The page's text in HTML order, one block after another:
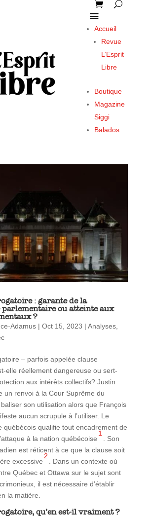
Accueil
Revue
L’Esprit
Libre
Boutique
Magazine
Siggi
Balados
: garante de la
parlementaire ou atteinte aux
?
Adamus| Oct 15, 2023 | Analyses,
– parfois appelée clause
elle réellement dangereuse ou sert-
aux intérêts collectifs? Justin
un renvoi à la Cour Suprême du
son utilisation alors que François
aucun scrupule à l’utiliser. Le
québécois qualifie tout encadrement de
à la nation québécoise
1
. Son
est réticent à ce que la clause soit
excessive
2
. Dans un contexte où
Québec et Ottawa sur le sujet sont
il est nécessaire d’établir
la matière.
qu’en est-il vraiment ?